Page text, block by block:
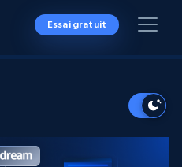
Essai gratuit